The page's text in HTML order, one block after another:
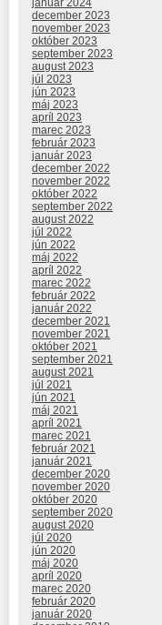
december 2023
november 2023
október 2023
september 2023
august 2023
júl 2023
jún 2023
máj 2023
apríl 2023
marec 2023
február 2023
január 2023
december 2022
november 2022
október 2022
september 2022
august 2022
júl 2022
jún 2022
máj 2022
apríl 2022
marec 2022
február 2022
január 2022
december 2021
november 2021
október 2021
september 2021
august 2021
júl 2021
jún 2021
máj 2021
apríl 2021
marec 2021
február 2021
január 2021
december 2020
november 2020
október 2020
september 2020
august 2020
júl 2020
jún 2020
máj 2020
apríl 2020
marec 2020
február 2020
január 2020